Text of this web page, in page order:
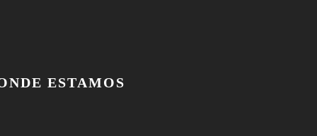
ESTAMOS